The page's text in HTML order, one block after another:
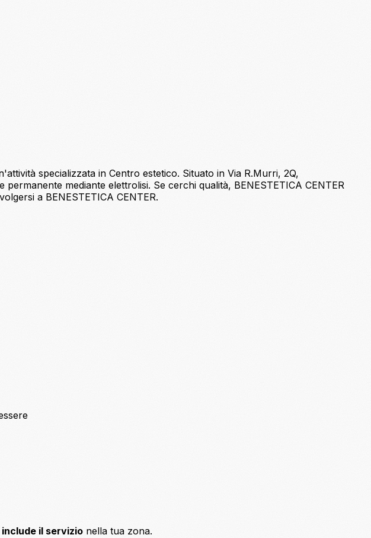
specializzata in Centro estetico. Situato in Via R.Murri, 2Q,
mediante elettrolisi. Se cerchi qualità, BENESTETICA CENTER
a BENESTETICA CENTER.
il servizio nella tua zona.